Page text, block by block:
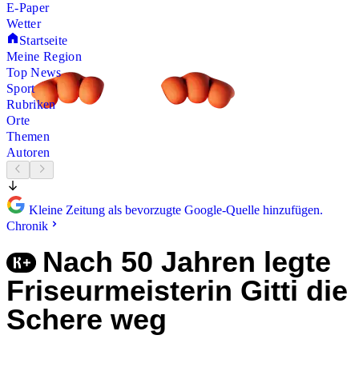
E-Paper
Wetter
Startseite
Meine Region
Top News
Sport
Rubriken
Orte
Themen
Autoren
Kleine Zeitung als bevorzugte Google-Quelle hinzufügen.
Chronik
Nach 50 Jahren legte
Friseurmeisterin Gitti die
Schere weg